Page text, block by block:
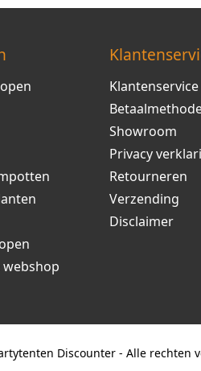
Klantenservice
Showroom
Privacy
Retourneren
Verzending
Disclaimer
Discounter - Alle rechten